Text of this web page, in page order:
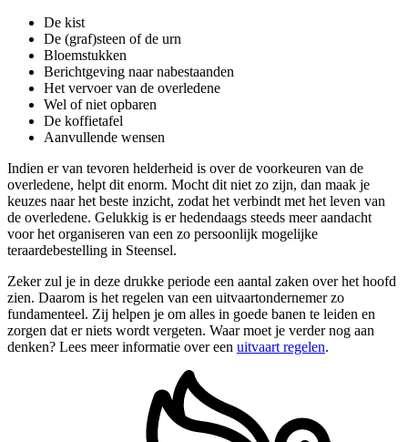
De kist
De (graf)steen of de urn
Bloemstukken
Berichtgeving naar nabestaanden
Het vervoer van de overledene
Wel of niet opbaren
De koffietafel
Aanvullende wensen
Indien er van tevoren helderheid is over de voorkeuren van de
overledene, helpt dit enorm. Mocht dit niet zo zijn, dan maak je
keuzes naar het beste inzicht, zodat het verbindt met het leven van
de overledene. Gelukkig is er hedendaags steeds meer aandacht
voor het organiseren van een zo persoonlijk mogelijke
teraardebestelling in Steensel.
Zeker zul je in deze drukke periode een aantal zaken over het hoofd
zien. Daarom is het regelen van een uitvaartondernemer zo
fundamenteel. Zij helpen je om alles in goede banen te leiden en
zorgen dat er niets wordt vergeten. Waar moet je verder nog aan
denken? Lees meer informatie over een uitvaart regelen.